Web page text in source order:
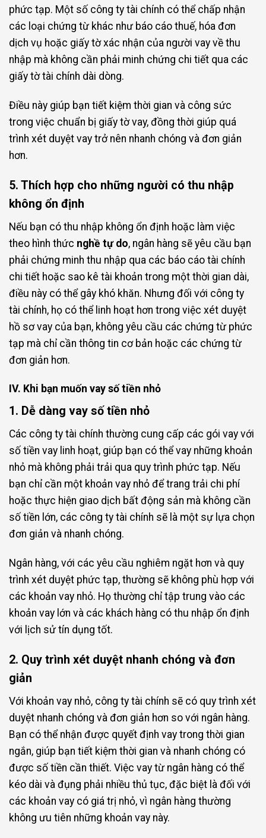
phức tạp. Một số công ty tài chính có thể chấp nhận
các loại chứng từ khác như báo cáo thuế, hóa đơn
dịch vụ hoặc giấy tờ xác nhận của người vay về thu
nhập mà không cần phải minh chứng chi tiết qua các
giấy tờ tài chính dài dòng.
Điều này giúp bạn tiết kiệm thời gian và công sức
trong việc chuẩn bị giấy tờ vay, đồng thời giúp quá
trình xét duyệt vay trở nên nhanh chóng và đơn giản
hơn.
5. Thích hợp cho những người có thu nhập
không ổn định
Nếu bạn có thu nhập không ổn định hoặc làm việc
theo hình thức nghề tự do, ngân hàng sẽ yêu cầu bạn
phải chứng minh thu nhập qua các báo cáo tài chính
chi tiết hoặc sao kê tài khoản trong một thời gian dài,
điều này có thể gây khó khăn. Nhưng đối với công ty
tài chính, họ có thể linh hoạt hơn trong việc xét duyệt
hồ sơ vay của bạn, không yêu cầu các chứng từ phức
tạp mà chỉ cần thông tin cơ bản hoặc các chứng từ
đơn giản hơn.
IV. Khi bạn muốn vay số tiền nhỏ
1. Dễ dàng vay số tiền nhỏ
Các công ty tài chính thường cung cấp các gói vay với
số tiền vay linh hoạt, giúp bạn có thể vay những khoản
nhỏ mà không phải trải qua quy trình phức tạp. Nếu
bạn chỉ cần một khoản vay nhỏ để trang trải chi phí
hoặc thực hiện giao dịch bất động sản mà không cần
số tiền lớn, các công ty tài chính sẽ là một sự lựa chọn
đơn giản và nhanh chóng.
Ngân hàng, với các yêu cầu nghiêm ngặt hơn và quy
trình xét duyệt phức tạp, thường sẽ không phù hợp với
các khoản vay nhỏ. Họ thường chỉ tập trung vào các
khoản vay lớn và các khách hàng có thu nhập ổn định
với lịch sử tín dụng tốt.
2. Quy trình xét duyệt nhanh chóng và đơn
giản
Với khoản vay nhỏ, công ty tài chính sẽ có quy trình xét
duyệt nhanh chóng và đơn giản hơn so với ngân hàng.
Bạn có thể nhận được quyết định vay trong thời gian
ngắn, giúp bạn tiết kiệm thời gian và nhanh chóng có
được số tiền cần thiết. Việc vay từ ngân hàng có thể
kéo dài và đụng phải nhiều thủ tục, đặc biệt là đối với
các khoản vay có giá trị nhỏ, vì ngân hàng thường
không ưu tiên những khoản vay này.